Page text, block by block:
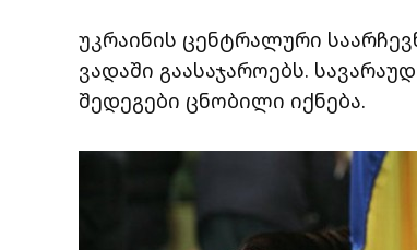
უკრაინის ცენტრალური
ვადაში გაასაჯაროებს.
შედეგები ცნობილი იქნება.